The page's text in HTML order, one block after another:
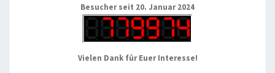
Besucher seit 20. Januar 2024
Vielen Dank für Euer Interesse!